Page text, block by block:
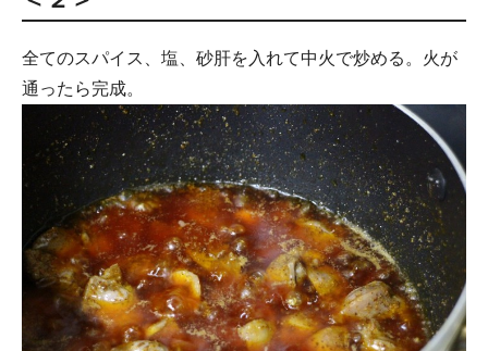
全てのスパイス、塩、砂肝を入れて中火で炒める。火が
通ったら完成。